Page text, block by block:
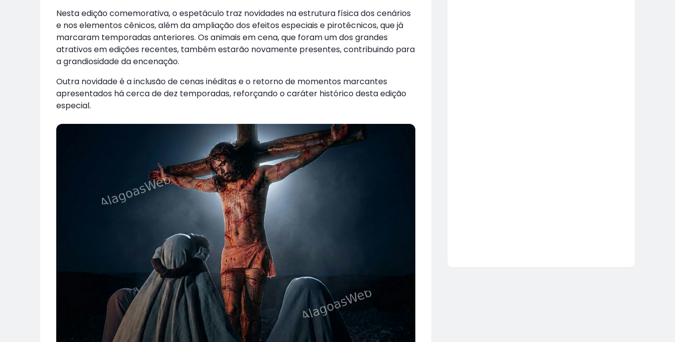
Nesta edição comemorativa, o espetáculo traz novidades na estrutura física dos cenários
e nos elementos cênicos, além da ampliação dos efeitos especiais e pirotécnicos, que já
marcaram temporadas anteriores. Os animais em cena, que foram um dos grandes
atrativos em edições recentes, também estarão novamente presentes, contribuindo para
a grandiosidade da encenação.
Outra novidade é a inclusão de cenas inéditas e o retorno de momentos marcantes
apresentados há cerca de dez temporadas, reforçando o caráter histórico desta edição
especial.